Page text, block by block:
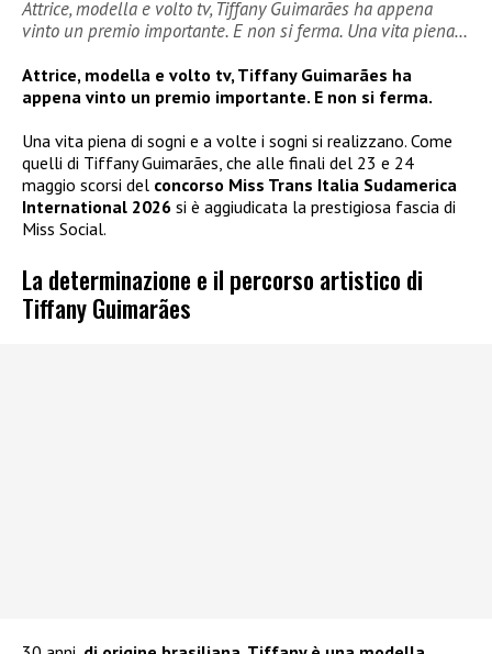
Attrice, modella e volto tv, Tiffany Guimarães ha appena
vinto un premio importante. E non si ferma. Una vita piena…
Attrice, modella e volto tv, Tiffany Guimarães ha
appena vinto un premio importante. E non si ferma.
Una vita piena di sogni e a volte i sogni si realizzano. Come
quelli di Tiffany Guimarães, che alle finali del 23 e 24
maggio scorsi del concorso Miss Trans Italia Sudamerica
International 2026 si è aggiudicata la prestigiosa fascia di
Miss Social.
La determinazione e il percorso artistico di
Tiffany Guimarães